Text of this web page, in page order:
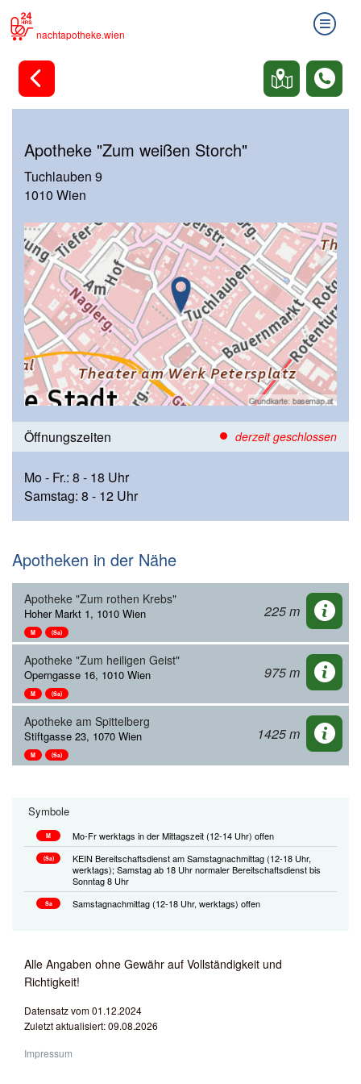
nachtapotheke.wien
Apotheke "Zum weißen Storch"
Tuchlauben 9
1010 Wien
Öffnungszeiten derzeit geschlossen
Mo - Fr.: 8 - 18 Uhr
Samstag: 8 - 12 Uhr
Apotheken in der Nähe
Apotheke "Zum rothen Krebs"
Hoher Markt 1, 1010 Wien
M (Sa)
225 m
Apotheke "Zum heiligen Geist"
Operngasse 16, 1010 Wien
M (Sa)
975 m
Apotheke am Spittelberg
Stiftgasse 23, 1070 Wien
M (Sa)
1425 m
Symbole
M Mo-Fr werktags in der Mittagszeit (12-14 Uhr) offen
(Sa)
KEIN Bereitschaftsdienst am Samstagnachmittag (12-18 Uhr,
werktags); Samstag ab 18 Uhr normaler Bereitschaftsdienst bis
Sonntag 8 Uhr
Sa Samstagnachmittag (12-18 Uhr, werktags) offen
Alle Angaben ohne Gewähr auf Vollständigkeit und
Richtigkeit!
Datensatz vom 01.12.2024
Zuletzt aktualisiert: 09.08.2026
Impressum